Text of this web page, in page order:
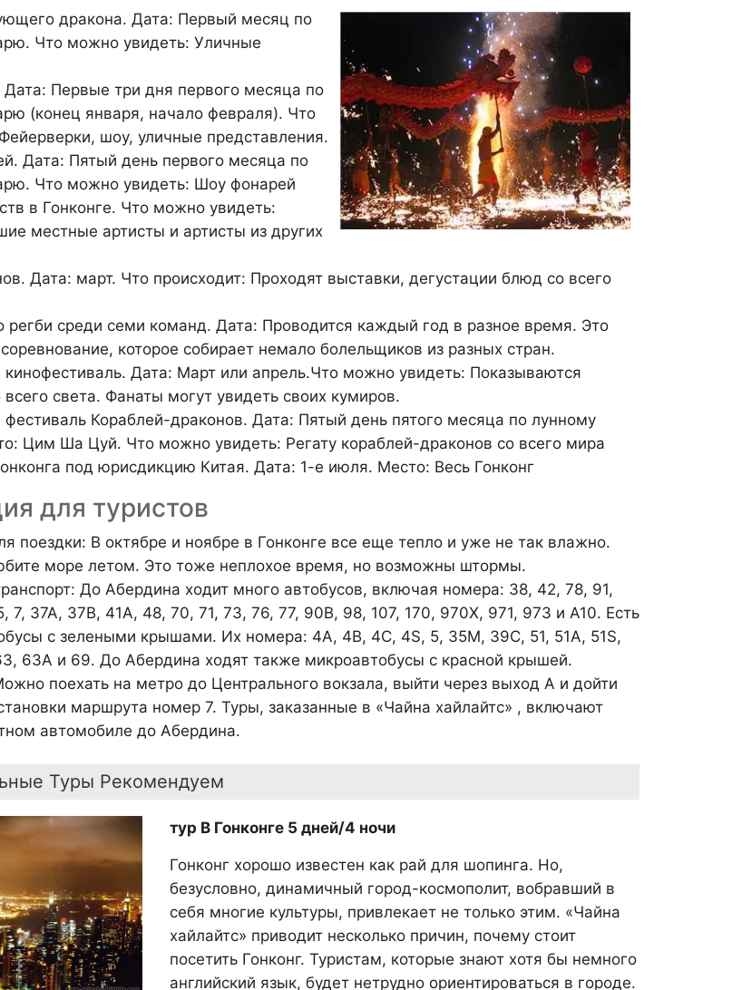
дракона. Дата: Первый месяц по
Что можно увидеть: Уличные
Первые три дня первого месяца по
(конец января, начало февраля). Что
шоу, уличные представления.
Дата: Пятый день первого месяца по
Что можно увидеть: Шоу фонарей
в Гонконге. Что можно увидеть:
местные артисты и артисты из других
Дата: март. Что происходит: Проходят выставки, дегустации блюд со всего
регби среди семи команд. Дата: Проводится каждый год в разное время. Это
которое собирает немало болельщиков из разных стран.
Дата: Март или апрель.Что можно увидеть: Показываются
света. Фанаты могут увидеть своих кумиров.
Кораблей-драконов. Дата: Пятый день пятого месяца по лунному
Цим Ша Цуй. Что можно увидеть: Регату кораблей-драконов со всего мира
под юрисдикцию Китая. Дата: 1-е июля. Место: Весь Гонконг
для туристов
поездки: В октябре и ноябре в Гонконге все еще тепло и уже не так влажно.
море летом. Это тоже неплохое время, но возможны штормы.
До Абердина ходит много автобусов, включая номера: 38, 42, 78, 91,
7, 37A, 37B, 41A, 48, 70, 71, 73, 76, 77, 90B, 98, 107, 170, 970X, 971, 973 и A10. Есть
с зелеными крышами. Их номера: 4A, 4B, 4C, 4S, 5, 35M, 39C, 51, 51A, 51S,
63A и 69. До Абердина ходят также микроавтобусы с красной крышей.
поехать на метро до Центрального вокзала, выйти через выход А и дойти
маршрута номер 7. Туры, заказанные в «Чайна хайлайтс» , включают
автомобиле до Абердина.
Туры Рекомендуем
тур В Гонконге 5 дней/4 ночи
Гонконг хорошо известен как рай для шопинга. Но,
безусловно, динамичный город-космополит, вобравший в
себя многие культуры, привлекает не только этим. «Чайна
хайлайтс» приводит несколько причин, почему стоит
посетить Гонконг. Туристам, которые знают хотя бы немного
английский язык, будет нетрудно ориентироваться в городе.